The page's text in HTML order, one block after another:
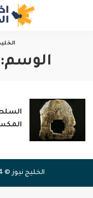
الوسم:
الخليج نيوز © 2024 جميع الحقوق محفوظة.